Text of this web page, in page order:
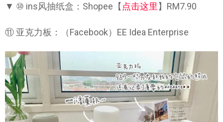
▼ ⑩ ins风抽纸盒：Shopee【点击这里】RM7.90
⑪ 亚克力板：（Facebook）EE Idea Enterprise